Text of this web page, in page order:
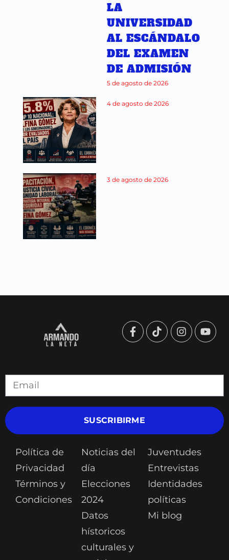
LA
UNIVERSIDAD
AL ESCÁNDALO
DEL EXAMEN
DE ADMISIÓN
5 de agosto de 2026
4 de agosto de 2026
3 de agosto de 2026
SUSCRIBIRME
Política de
Privacidad
Términos y
Condiciones
Noticias del
día
Elecciones
2024
Datos
hístoricos
culturales y
Juventudes
Entrevistas
Identidades
políticas
Mi blog